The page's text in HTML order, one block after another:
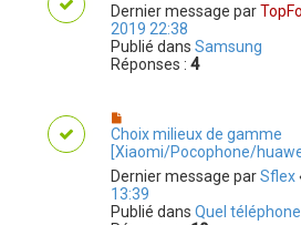
Dernier message par
2019 22:38
Publié dans Samsung
Réponses : 4
Choix milieux de gamme
[Xiaomi/Pocophone/
Dernier message parSflex
13:39
Publié dans Quel